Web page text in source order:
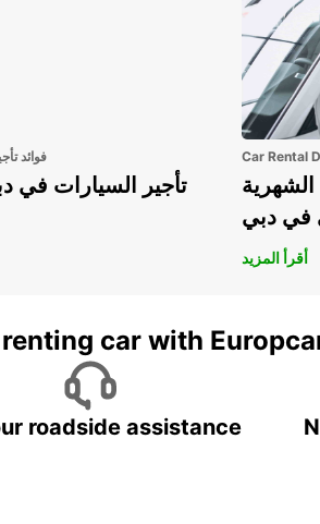
فوائد
تأجير السيارات في
Car Rental
في دبي
أقرأ المزيد
car with
roadside assistance